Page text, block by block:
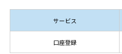
サービス
口座登録